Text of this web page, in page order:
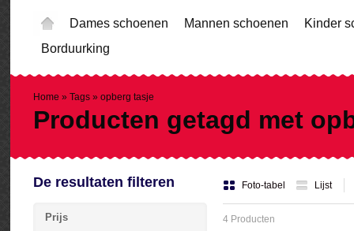
Dames schoenen Mannen schoenen
Kinder
Borduurking
Home » Tags » opberg tasje
Producten getagd met
Foto-tabel Lijst
4 Producten
De resultaten filteren
Prijs